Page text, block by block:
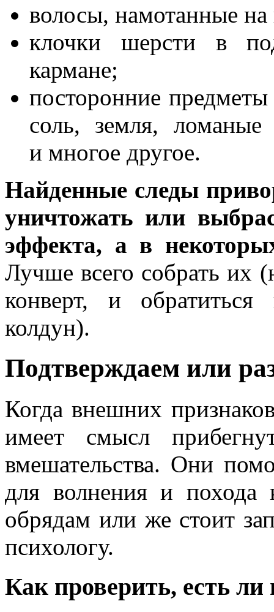
волосы, намотанные
клочки шерсти в
кармане;
посторонние
соль, земля,
и многое другое.
Найденные следы
уничтожать или
эффекта, а в
Лучше всего собрать их
конверт, и
колдун).
Подтверждаем или
Когда внешних
имеет смысл
вмешательства. Они
для волнения и похода
обрядам или же стоит
психологу.
Как проверить, есть ли